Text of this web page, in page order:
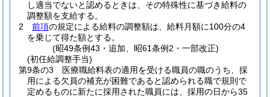
し適当でないと認めるときは、その特殊性に基づき給料の
調整額を支給する。
2
前項の規定による給料の調整額は、給料月額に100分の4
を乗じて得た額とする。
(昭49条例43・追加、昭61条例2・一部改正)
(初任給調整手当)
第9条の3
医療職給料表の適用を受ける職員の職のうち、採
用による欠員の補充が困難であると認められる職で規則で
定めるものに新たに採用された職員には、採用の日から35